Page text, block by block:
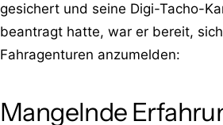
gesichert und seine Digi-Tacho-
beantragt hatte, war er bereit,
Fahragenturen anzumelden:
Mangelnde